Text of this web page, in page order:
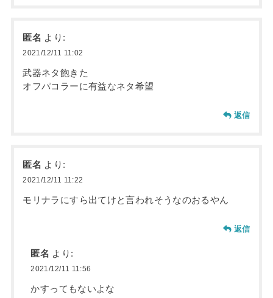
匿名 より:
2021/12/11 11:02
武器ネタ飽きた
オフパコラーに有益なネタ希望
返信
匿名 より:
2021/12/11 11:22
モリナラにすら出てけと言われそうなのおるやん
返信
匿名 より:
2021/12/11 11:56
かすってもないよな